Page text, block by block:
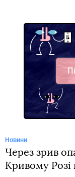
Новини
Через зрив
Кривому